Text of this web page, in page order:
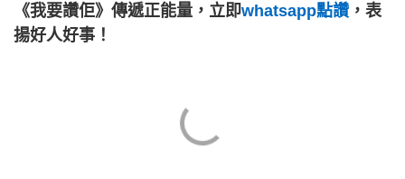
《我要讚佢》傳遞正能量，立即whatsapp點讚 ，表
揚好人好事！